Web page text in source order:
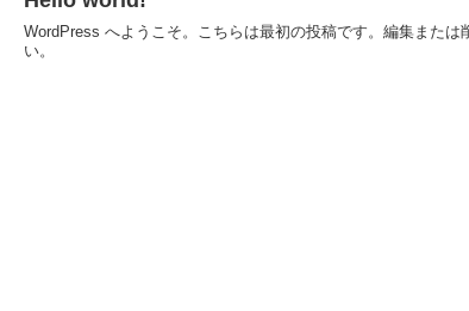
WordPress へようこそ。こちらは最初の投稿です。編集または
い。